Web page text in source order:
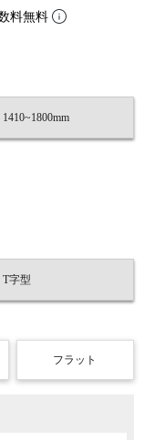
料無料
1410~1800mm
T字型
フラット